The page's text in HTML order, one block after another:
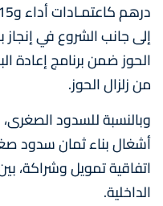
إلى جانب الشروع في إنجاز
الحوز ضمن برنامج إعادة
من زلزال الحوز.
وبالنسبة للسدود
أشغال بناء ثمان سدود
اتفاقية تمويل وشراكة،
الداخلية.